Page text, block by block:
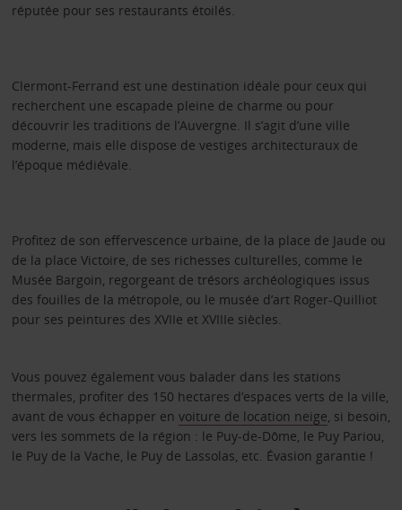
réputée pour ses restaurants étoilés.
Clermont-Ferrand est une destination idéale pour ceux qui
recherchent une escapade pleine de charme ou pour
découvrir les traditions de l’Auvergne. Il s’agit d’une ville
moderne, mais elle dispose de vestiges architecturaux de
l’époque médiévale.
Profitez de son effervescence urbaine, de la place de Jaude ou
de la place Victoire, de ses richesses culturelles, comme le
Musée Bargoin, regorgeant de trésors archéologiques issus
des fouilles de la métropole, ou le musée d’art Roger-Quilliot
pour ses peintures des XVIIe et XVIIIe siècles.
Vous pouvez également vous balader dans les stations
thermales, profiter des 150 hectares d’espaces verts de la ville,
avant de vous échapper en voiture de location neige , si besoin,
vers les sommets de la région : le Puy-de-Dôme, le Puy Pariou,
le Puy de la Vache, le Puy de Lassolas, etc. Évasion garantie !